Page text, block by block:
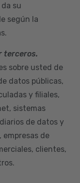
su
según la
terceros.
sobre usted de
datos públicas,
y filiales,
sistemas
de datos y
empresas de
clientes,